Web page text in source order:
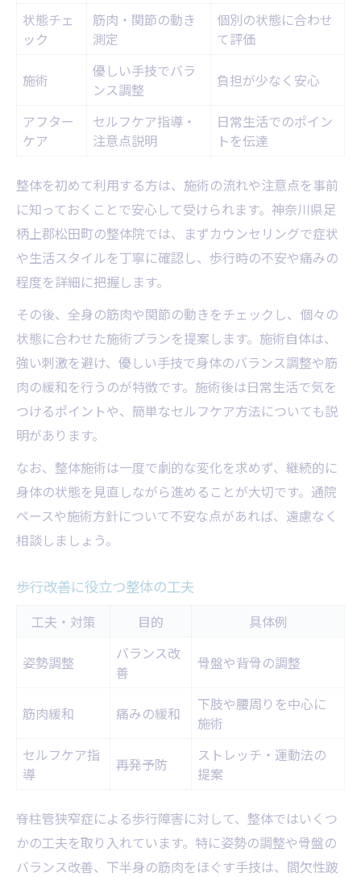
状態チェ
ック
筋肉・関節の動き
測定
個別の状態に合わせ
て評価
施術
優しい手技でバラ
ンス調整
負担が少なく安心
アフター
ケア
セルフケア指導・
注意点説明
日常生活でのポイン
トを伝達
整体を初めて利用する方は、施術の流れや注意点を事前
に知っておくことで安心して受けられます。神奈川県足
柄上郡松田町の整体院では、まずカウンセリングで症状
や生活スタイルを丁寧に確認し、歩行時の不安や痛みの
程度を詳細に把握します。
その後、全身の筋肉や関節の動きをチェックし、個々の
状態に合わせた施術プランを提案します。施術自体は、
強い刺激を避け、優しい手技で身体のバランス調整や筋
肉の緩和を行うのが特徴です。施術後は日常生活で気を
つけるポイントや、簡単なセルフケア方法についても説
明があります。
なお、整体施術は一度で劇的な変化を求めず、継続的に
身体の状態を見直しながら進めることが大切です。通院
ペースや施術方針について不安な点があれば、遠慮なく
相談しましょう。
歩行改善に役立つ整体の工夫
工夫・対策 目的 具体例
姿勢調整
バランス改
善
骨盤や背骨の調整
筋肉緩和 痛みの緩和
下肢や腰周りを中心に
施術
セルフケア指
導
再発予防
ストレッチ・運動法の
提案
脊柱管狭窄症による歩行障害に対して、整体ではいくつ
かの工夫を取り入れています。特に姿勢の調整や骨盤の
バランス改善、下半身の筋肉をほぐす手技は、間欠性跛